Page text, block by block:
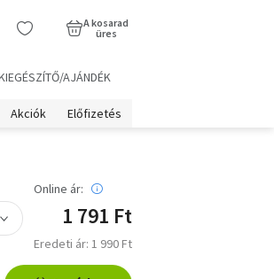
A kosarad
üres
AJÁNDÉK
Akciók Előfizetés
Online ár:
1 791 Ft
Eredeti ár: 1 990 Ft